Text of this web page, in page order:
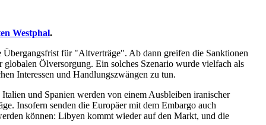
Westphal.
für "Altverträge". Ab dann greifen die Sanktionen
Ölversorgung. Ein solches Szenario wurde vielfach als
Interessen und Handlungszwängen zu tun.
und Spanien werden von einem Ausbleiben iranischer
Insofern senden die Europäer mit dem Embargo auch
können: Libyen kommt wieder auf den Markt, und die